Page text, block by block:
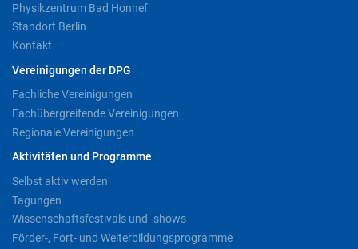
Physikzentrum Bad Honnef
Standort Berlin
Kontakt
Vereinigungen der DPG
Fachliche Vereinigungen
Fachübergreifende Vereinigungen
Regionale Vereinigungen
Aktivitäten und Programme
Selbst aktiv werden
Tagungen
Wissenschaftsfestivals und -shows
Förder-, Fort- und Weiterbildungsprogramme